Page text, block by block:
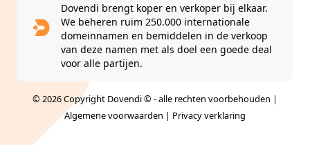
Dovendi brengt koper en verkoper bij elkaar.
We beheren ruim 250.000 internationale
domeinnamen en bemiddelen in de verkoop
van deze namen met als doel een goede deal
voor alle partijen.
© 2026 Copyright Dovendi © - alle rechten voorbehouden |
Algemene voorwaarden | Privacy verklaring